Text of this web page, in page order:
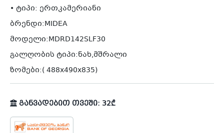
• ტიპი: ერთკამერიანი
ბრენდი:MIDEA
მოდელი:MDRD142SLF30
გალღობის ტიპი:ნახ,მშრალი
ზომები:( 488x490x835)
განვადებით თვეში: 32₾